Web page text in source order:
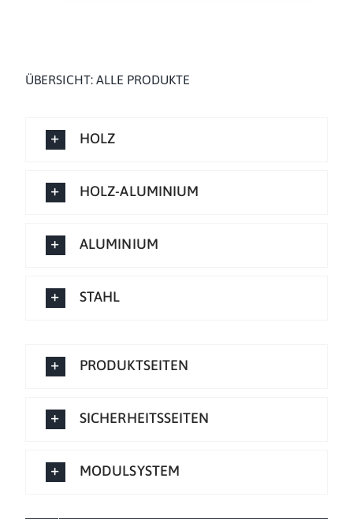
ÜBERSICHT: ALLE PRODUKTE
HOLZ
HOLZ-ALUMINIUM
ALUMINIUM
STAHL
PRODUKTSEITEN
SICHERHEITSSEITEN
MODULSYSTEM